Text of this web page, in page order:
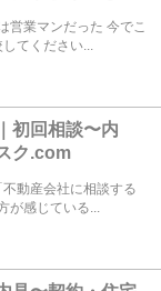
営業マンだった 今でこ
てください...
初回相談〜内
ク.com
動産会社に相談する
感じている...